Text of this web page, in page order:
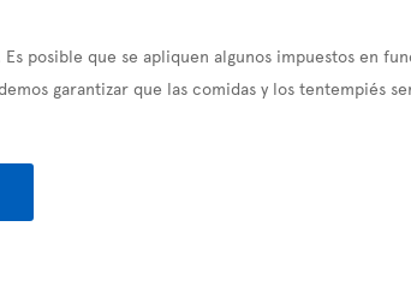
posible que se apliquen algunos impuestos en
garantizar que las comidas y los tentempiés